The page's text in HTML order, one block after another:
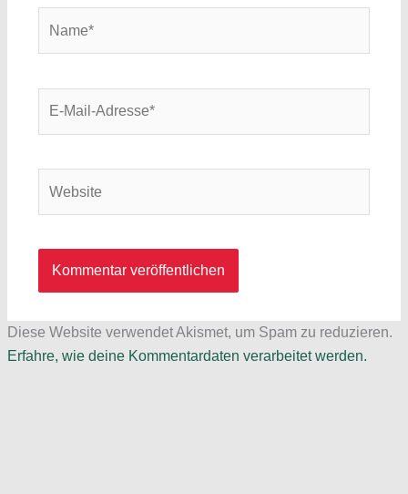
Diese Website verwendet Akismet, um Spam zu reduzieren.
Erfahre, wie deine Kommentardaten verarbeitet werden.